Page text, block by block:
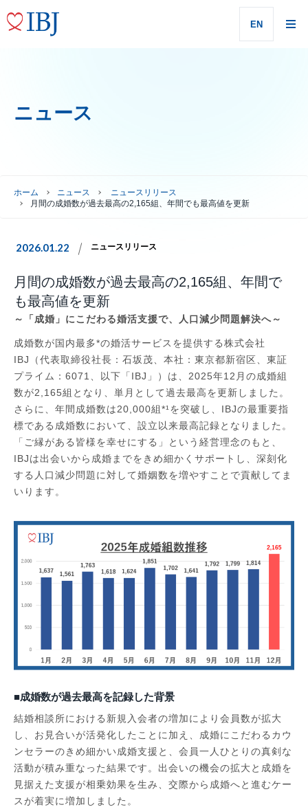
EN
ニュース
ホーム ニュース
ニュースリリース
月間の成婚数が過去最高の2,165組、年間でも最高値を更新
2026.01.22 ニュースリリース
月間の成婚数が過去最高の2,165組、年間で
も最高値を更新
～「成婚」にこだわる婚活支援で、人口減少問題解決へ～
成婚数が国内最多*の婚活サービスを提供する株式会社
IBJ（代表取締役社長：石坂茂、本社：東京都新宿区、東証
プライム：6071、以下「IBJ」）は、2025年12月の成婚組
数が2,165組となり、単月として過去最高を更新しました。
さらに、年間成婚数は20,000組*¹を突破し、IBJの最重要指
標である成婚数において、設立以来最高記録となりました。
「ご縁がある皆様を幸せにする」という経営理念のもと、
IBJは出会いから成婚までをきめ細かくサポートし、深刻化
する人口減少問題に対して婚姻数を増やすことで貢献してま
いります。
■成婚数が過去最高を記録した背景
結婚相談所における新規入会者の増加により会員数が拡大
し、お見合いが活発化したことに加え、成婚にこだわるカウ
ンセラーのきめ細かい成婚支援と、会員一人ひとりの真剣な
活動が積み重なった結果です。出会いの機会の拡大と成婚を
見据えた支援が相乗効果を生み、交際から成婚へと進むケー
スが着実に増加しました。